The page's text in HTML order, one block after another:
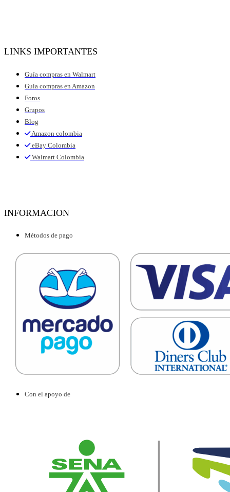
LINKS IMPORTANTES
Guía compras en Walmart
Guia compras en Amazon
Foros
Grupos
Blog
Amazon colombia
eBay Colombia
Walmart Colombia
INFORMACION
Métodos de pago
Con el apoyo de